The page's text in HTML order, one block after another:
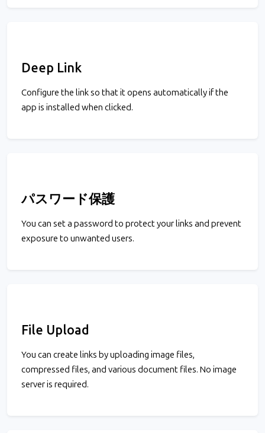
Deep Link
Configure the link so that it opens automatically if the
app is installed when clicked.
パスワード保護
You can set a password to protect your links and prevent
exposure to unwanted users.
File Upload
You can create links by uploading image files,
compressed files, and various document files. No image
server is required.